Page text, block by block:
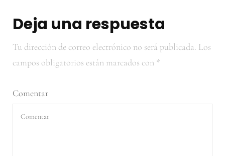
Deja una respuesta
Tu dirección de correo electrónico no será publicada. Los
campos obligatorios están marcados con *
Comentar